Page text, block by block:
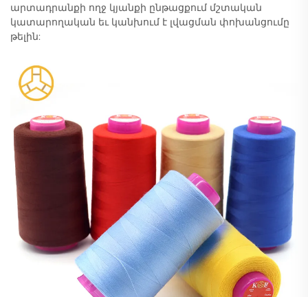
արտադրանքի ողջ կյանքի ընթացքում մշտական
կատարողական եւ կանխում է լվացման փոխանցումը
թելին: